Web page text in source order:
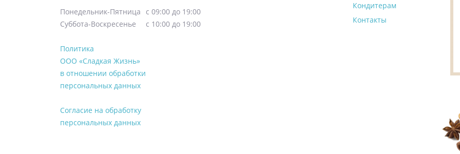
Понедельник-Пятница
с 09:00 до 19:00
Суббота-Воскресенье
с 10:00 до 19:00
Политика
ООО «Сладкая Жизнь»
в отношении обработки
персональных данных
Согласие на обработку
персональных данных
Кондитерам
Контакты